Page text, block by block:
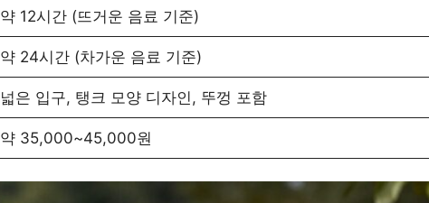
약 12시간 (뜨거운 음료 기준)
약 24시간 (차가운 음료 기준)
넓은 입구, 탱크 모양 디자인, 뚜껑 포함
약 35,000~45,000원